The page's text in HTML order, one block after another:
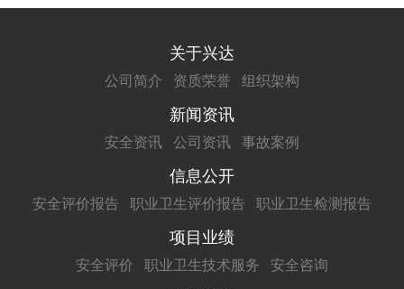
关于兴达
公司简介 资质荣誉 组织架构
新闻资讯
安全资讯 公司资讯 事故案例
信息公开
安全评价报告 职业卫生评价报告 职业卫生检测报告
项目业绩
安全评价 职业卫生技术服务 安全咨询